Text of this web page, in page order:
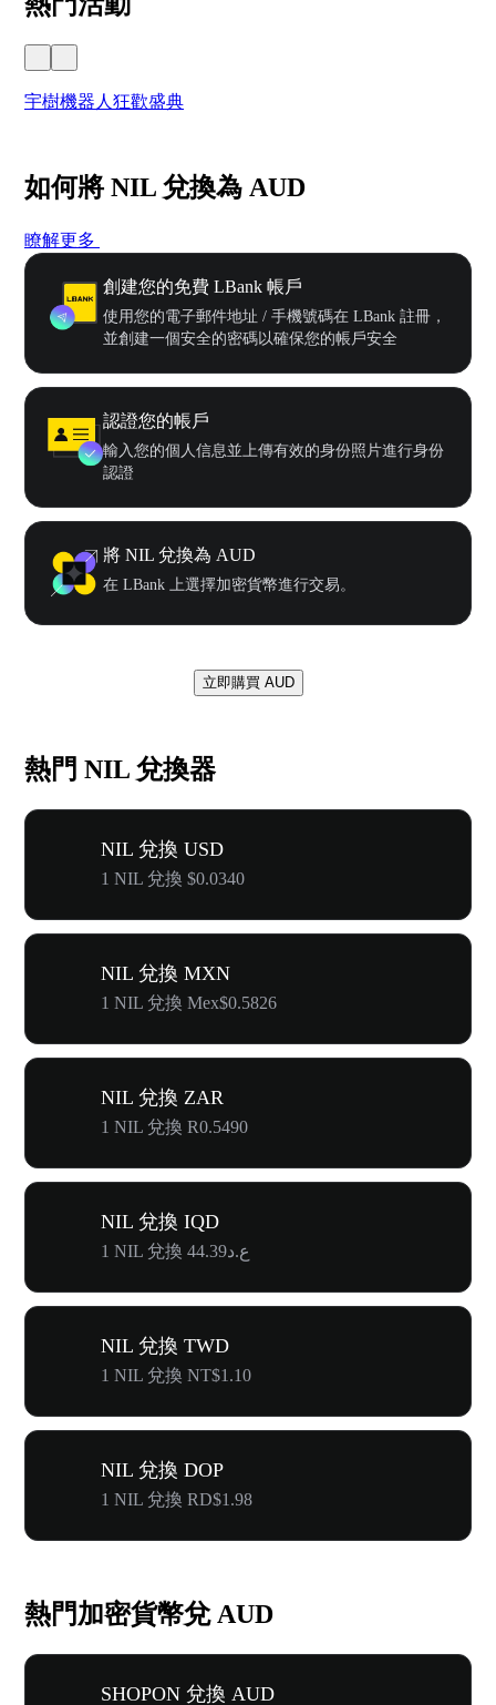
宇樹機器人狂歡盛典
如何將 NIL 兌換為 AUD
瞭解更多
創建您的免費 LBank 帳戶
使用您的電子郵件地址 / 手機號碼在 LBank 註冊，
並創建一個安全的密碼以確保您的帳戶安全
認證您的帳戶
輸入您的個人信息並上傳有效的身份照片進行身份
認證
將 NIL 兌換為 AUD
在 LBank 上選擇加密貨幣進行交易。
立即購買 AUD
熱門 NIL 兌換器
NIL 兌換 USD
1 NIL 兌換 $0.0340
NIL 兌換 MXN
1 NIL 兌換 Mex$0.5826
NIL 兌換 ZAR
1 NIL 兌換 R0.5490
NIL 兌換 IQD
1 NIL 兌換 ع.د44.39
NIL 兌換 TWD
1 NIL 兌換 NT$1.10
NIL 兌換 DOP
1 NIL 兌換 RD$1.98
熱門加密貨幣兌 AUD
SHOPON 兌換 AUD